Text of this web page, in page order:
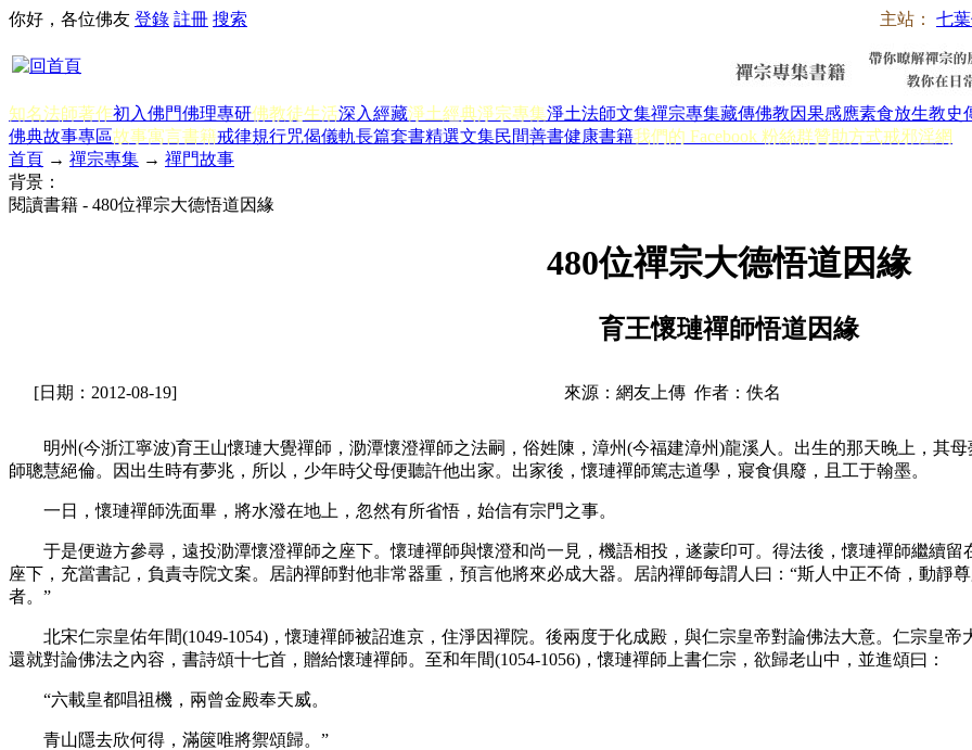
主站： 七
你好，各位佛友 登錄 註冊 搜索
知名法師著作初入佛門佛理專研佛教徒生活深入經藏淨土經典淨宗專集淨土法師文集禪宗專集藏傳佛教因果感應素食放生教史
佛典故事專區故事寓言書籍戒律規行咒偈儀軌長篇套書精選文集民間善書健康書籍我們的 Facebook 粉絲群贊助方式戒邪淫網
首頁 → 禪宗專集 → 禪門故事
背景：
閱讀書籍 - 480位禪宗大德悟道因緣
480位禪宗大德悟道因緣
育王懷璉禪師悟道因緣
[日期：2012-08-19] 來源：網友上傳 作者：佚名
明州(今浙江寧波)育王山懷璉大覺禪師，泐潭懷澄禪師之法嗣，俗姓陳，漳州(今福建漳州)龍溪人。出生的那天晚上，其
師聰慧絕倫。因出生時有夢兆，所以，少年時父母便聽許他出家。出家後，懷璉禪師篤志道學，寢食俱廢，且工于翰墨。
一日，懷璉禪師洗面畢，將水潑在地上，忽然有所省悟，始信有宗門之事。
于是便遊方參尋，遠投泐潭懷澄禪師之座下。懷璉禪師與懷澄和尚一見，機語相投，遂蒙印可。得法後，懷璉禪師繼續留
座下，充當書記，負責寺院文案。居訥禪師對他非常器重，預言他將來必成大器。居訥禪師每謂人曰：“斯人中正不倚，動靜
者。”
北宋仁宗皇佑年間(1049-1054)，懷璉禪師被詔進京，住淨因禪院。後兩度于化成殿，與仁宗皇帝對論佛法大意。仁宗皇帝
還就對論佛法之內容，書詩頌十七首，贈給懷璉禪師。至和年間(1054-1056)，懷璉禪師上書仁宗，欲歸老山中，並進頌曰：
“六載皇都唱祖機，兩曾金殿奉天威。
青山隱去欣何得，滿篋唯將禦頌歸。”